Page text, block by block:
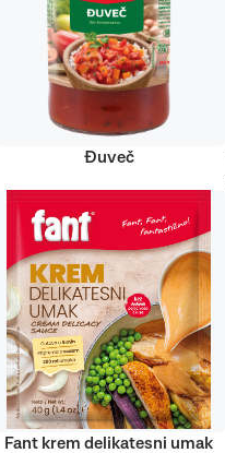
Đuveč
Fant krem delikatesni umak